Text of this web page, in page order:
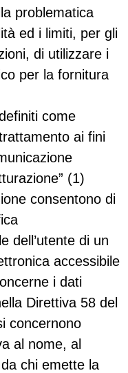
problematica
ed i limiti, per gli
di utilizzare i
per la fornitura
come
ai fini
(1)
consentono di
dell’utente di un
accessibile
i dati
Direttiva 58 del
concernono
al nome, al
chi emette la